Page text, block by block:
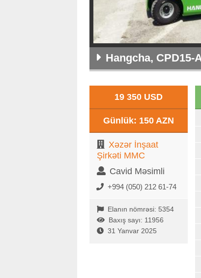
Hangcha, CPD15-
19 350 USD
Günlük: 150 AZN
Xəzər İnşaat
Şirkəti MMC
Cavid Məsimli
+994 (050) 212 61-74
Elanın nömrəsi: 5354
Baxış sayı: 11956
31 Yanvar 2025